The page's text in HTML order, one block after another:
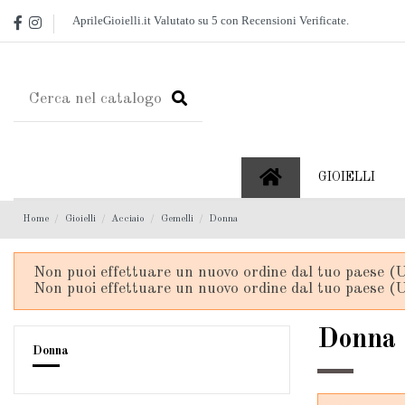
GIOIELLI
Home Gioielli Acciaio Gemelli Donna
Non puoi effettuare un nuovo ordine dal tuo paese
Non puoi effettuare un nuovo ordine dal tuo paese
Donna
Donna